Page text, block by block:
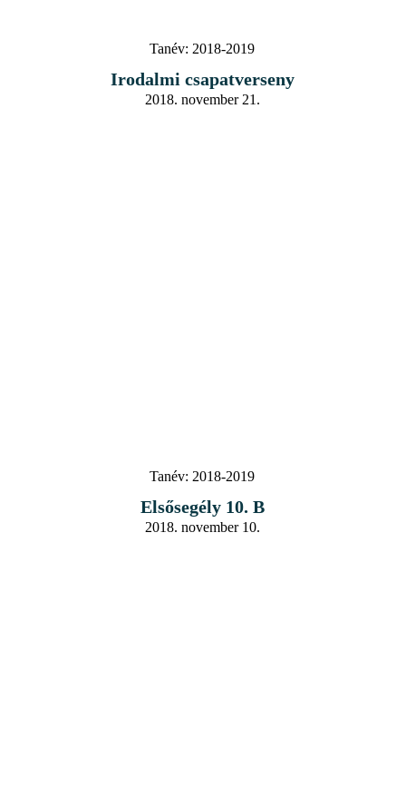
Tanév: 2018-2019
Irodalmi csapatverseny
2018. november 21.
Tanév: 2018-2019
Elsősegély 10. B
2018. november 10.